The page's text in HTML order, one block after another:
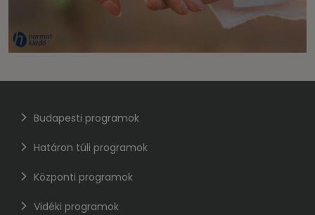
Budapesti programok
Határon túli programok
Központi programok
Vidéki programok